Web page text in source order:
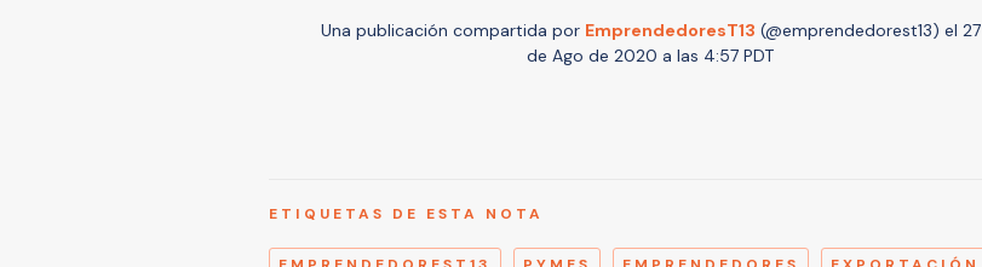
Una publicación compartida por EmprendedoresT13 (@emprendedorest13) el 27
de Ago de 2020 a las 4:57 PDT
ETIQUETAS DE ESTA NOTA